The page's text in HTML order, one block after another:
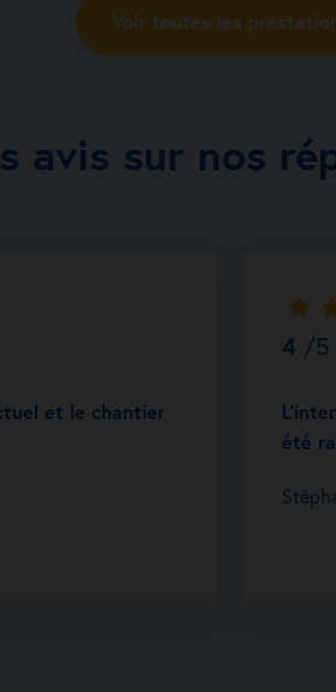
Voir toutes les
avis sur nos
et le chantier
4 /5
été